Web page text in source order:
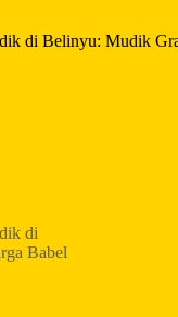
di Belinyu: Mudik
di
Babel